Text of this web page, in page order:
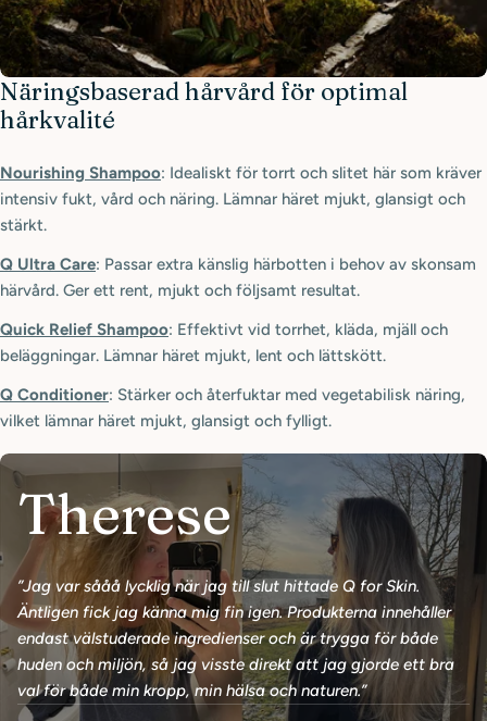
Näringsbaserad hårvård för optimal
hårkvalité
Nourishing Shampoo: Idealiskt för torrt och slitet här som kräver
intensiv fukt, vård och näring. Lämnar häret mjukt, glansigt och
stärkt.
Q Ultra Care: Passar extra känslig härbotten i behov av skonsam
härvård. Ger ett rent, mjukt och följsamt resultat.
Quick Relief Shampoo: Effektivt vid torrhet, kläda, mjäll och
beläggningar. Lämnar häret mjukt, lent och lättskött.
Q Conditioner: Stärker och återfuktar med vegetabilisk näring,
vilket lämnar häret mjukt, glansigt och fylligt.
Therese
”Jag var sååå lycklig när jag till slut hittade Q for Skin.
Äntligen fick jag känna mig fin igen. Produkterna innehåller
endast välstuderade ingredienser och är trygga för både
huden och miljön, så jag visste direkt att jag gjorde ett bra
val för både min kropp, min hälsa och naturen.”